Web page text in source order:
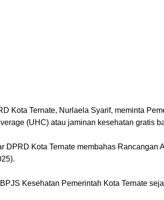
Kota Ternate, Nurlaela Syarif, meminta
(UHC) atau jaminan kesehatan gratis
Kota Ternate membahas
Kesehatan Pemerintah Kota Ternate